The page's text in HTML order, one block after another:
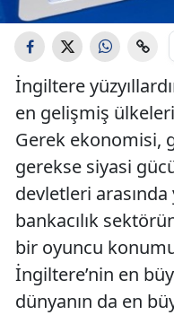
İngiltere
en gelişmiş ülkeleri
Gerek ekonomisi,
gerekse siyasi
devletleri
bankacılık
bir oyuncu
İngiltere’nin en
dünyanın da en